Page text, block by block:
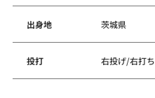
出身地 茨城県
投打 右投げ/右打ち